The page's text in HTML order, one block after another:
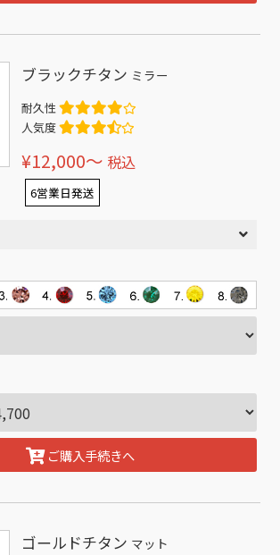
ブラックチタン ミラー
耐久性
人気度
¥12,000〜 税込
6営業日発送
ご購入手続きへ
ゴールドチタン マット